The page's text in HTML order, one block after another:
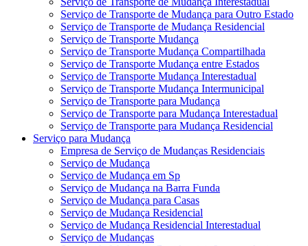
Serviço de Transporte de Mudança para Outro Estado
Serviço de Transporte de Mudança Residencial
Serviço de Transporte Mudança
Serviço de Transporte Mudança Compartilhada
Serviço de Transporte Mudança entre Estados
Serviço de Transporte Mudança Interestadual
Serviço de Transporte Mudança Intermunicipal
Serviço de Transporte para Mudança
Serviço de Transporte para Mudança Interestadual
Serviço de Transporte para Mudança Residencial
Serviço para Mudança
Empresa de Serviço de Mudanças Residenciais
Serviço de Mudança
Serviço de Mudança em Sp
Serviço de Mudança na Barra Funda
Serviço de Mudança para Casas
Serviço de Mudança Residencial
Serviço de Mudança Residencial Interestadual
Serviço de Mudanças